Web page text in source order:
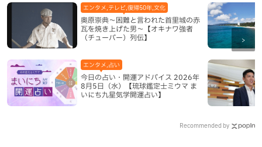
奥原崇典～困難と言われた首里城の赤
瓦を焼き上げた男～【オキナワ強者
（チューバー）列伝】
エンタメ,テレビ,復帰50年,文化
今日の占い・開運アドバイス 2026年
8月5日（水）【琉球鑑定士ミウマ ま
いにち九星気学開運占い】
エンタメ,占い
Recommended by